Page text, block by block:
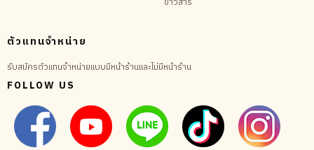
ตัวแทนจำหน่าย
รับสมัครตัวแทนจำหน่ายแบบมีหน้าร้านและไม่มีหน้าร้าน
FOLLOW US